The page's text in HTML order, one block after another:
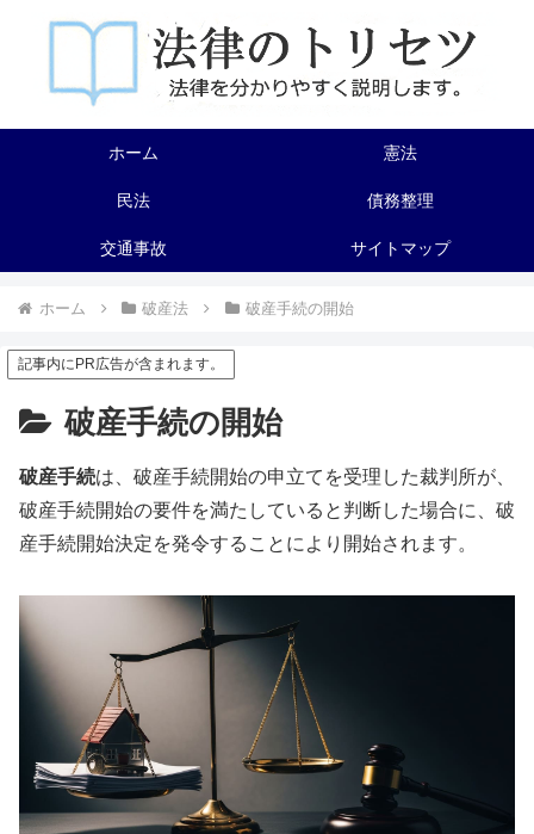
ホーム 憲法
民法 債務整理
交通事故 サイトマップ
ホーム 破産法 破産手続の開始
記事内にPR広告が含まれます。
破産手続の開始
破産手続は、破産手続開始の申立てを受理した裁判所が、
破産手続開始の要件を満たしていると判断した場合に、破
産手続開始決定を発令することにより開始されます。